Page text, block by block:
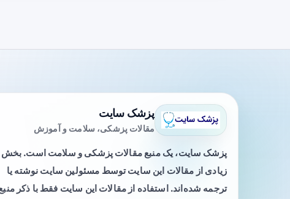
پزشک سایت
مقالات پزشکی، سلامت و آموزش
پزشک سایت، یک منبع مقالات پزشکی و سلامت است. بخش
زیادی از مقالات این سایت توسط مسئولین سایت نوشته یا
ترجمه شده‌اند. استفاده از مقالات این سایت فقط با ذکر